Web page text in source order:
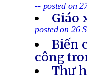
-- posted on
Giáo
posted on 26
Biến
công
Thư